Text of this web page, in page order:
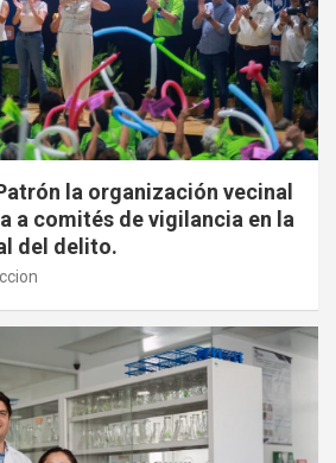
la organización vecinal
a comités de vigilancia en la
del delito.